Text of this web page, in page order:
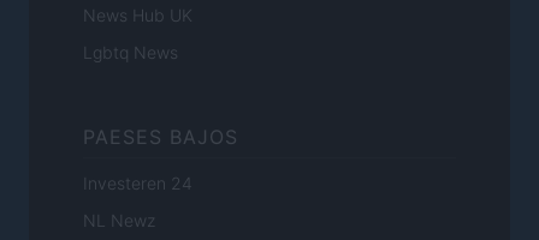
News Hub UK
Lgbtq News
PAESES BAJOS
Investeren 24
NL Newz